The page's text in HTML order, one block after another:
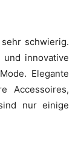
schwierig.
innovative
Elegante
Accessoires,
nur einige